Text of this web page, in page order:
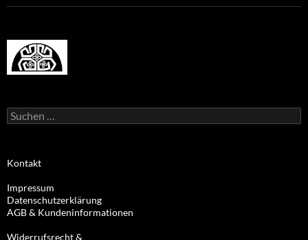
Suchen
nach:
Kontakt
Impressum
Datenschutzerklärung
AGB & Kundeninformationen
Widerrufsrecht &